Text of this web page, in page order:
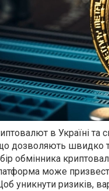
в Україні та
дозволяють швидко
обмінника
може
уникнути ризиків,